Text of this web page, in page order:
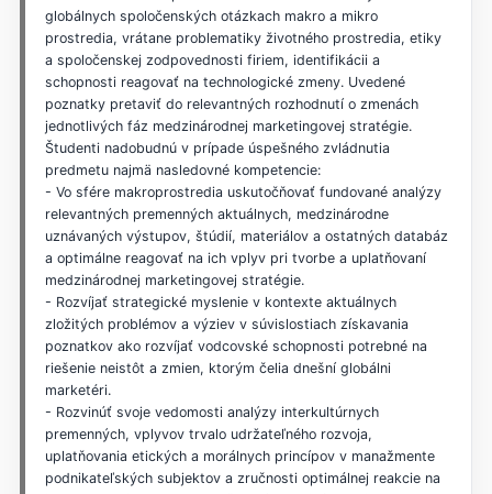
globálnych spoločenských otázkach makro a mikro
prostredia, vrátane problematiky životného prostredia, etiky
a spoločenskej zodpovednosti firiem, identifikácii a
schopnosti reagovať na technologické zmeny. Uvedené
poznatky pretaviť do relevantných rozhodnutí o zmenách
jednotlivých fáz medzinárodnej marketingovej stratégie.
Študenti nadobudnú v prípade úspešného zvládnutia
predmetu najmä nasledovné kompetencie:
- Vo sfére makroprostredia uskutočňovať fundované analýzy
relevantných premenných aktuálnych, medzinárodne
uznávaných výstupov, štúdií, materiálov a ostatných databáz
a optimálne reagovať na ich vplyv pri tvorbe a uplatňovaní
medzinárodnej marketingovej stratégie.
- Rozvíjať strategické myslenie v kontexte aktuálnych
zložitých problémov a výziev v súvislostiach získavania
poznatkov ako rozvíjať vodcovské schopnosti potrebné na
riešenie neistôt a zmien, ktorým čelia dnešní globálni
marketéri.
- Rozvinúť svoje vedomosti analýzy interkultúrnych
premenných, vplyvov trvalo udržateľného rozvoja,
uplatňovania etických a morálnych princípov v manažmente
podnikateľských subjektov a zručnosti optimálnej reakcie na